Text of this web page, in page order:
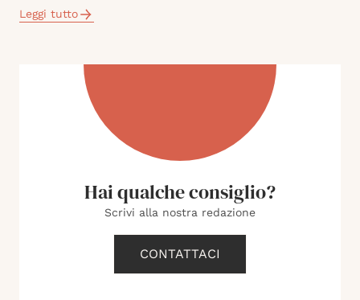
Leggi tutto
Hai qualche consiglio?
Scrivi alla nostra redazione
CONTATTACI